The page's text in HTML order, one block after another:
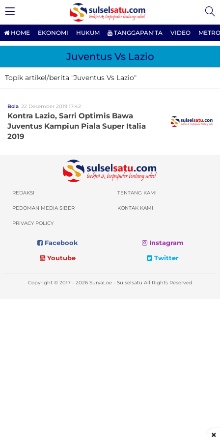
HOME EKONOMI HUKUM TANGGAPAN'TA VIDEO
Juventus Vs Lazio
Topik artikel/berita "Juventus Vs Lazio"
Bola 22 Desember 2019 17:42
Kontra Lazio, Sarri Optimis Bawa
Juventus Kampiun Piala Super Italia
2019
REDAKSI TENTANG KAMI
PEDOMAN MEDIA SIBER KONTAK KAMI
PRIVACY POLICY
Facebook
Instagram
Youtube
Twitter
Copyright © 2017 - 2026 SuryaLoe - Sulselsatu All Rights Reserved
×